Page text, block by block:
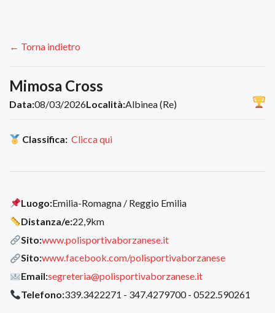
← Torna indietro
Mimosa Cross
Data:08/03/2026Località:Albinea (Re)
Classifica: Clicca qui
Luogo:Emilia-Romagna / Reggio Emilia
Distanza/e:22,9km
Sito:www.polisportivaborzanese.it
Sito:www.facebook.com/polisportivaborzanese
Email:segreteria@polisportivaborzanese.it
Telefono:339.3422271 - 347.4279700 - 0522.590261